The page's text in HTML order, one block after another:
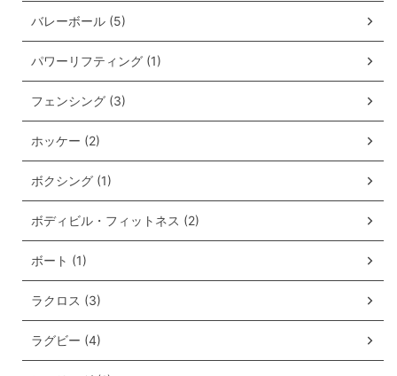
バレーボール (5)
パワーリフティング (1)
フェンシング (3)
ホッケー (2)
ボクシング (1)
ボディビル・フィットネス (2)
ボート (1)
ラクロス (3)
ラグビー (4)